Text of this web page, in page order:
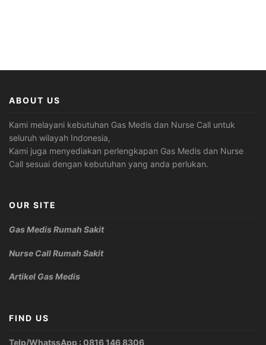
ABOUT US
Kami melayani kebutuhan Gas Medis dan Nurse Call untuk
seluruh wilayah Indonesia,
Kami juga menyediakan perlengkapan Gas Medis dan Nurse
Call sesuai dengan kebutuhan yang anda perlukan.
OUR SITE
Gas Medis Rumah Sakit
Nurse Call Rumah Sakit
Artikel Gas Medis
FIND US
Telp/WhatssApp : 0816 146 8306